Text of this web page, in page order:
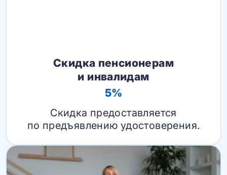
Скидка пенсионерам
и инвалидам
5%
Скидка предоставляется
по предъявлению удостоверения.